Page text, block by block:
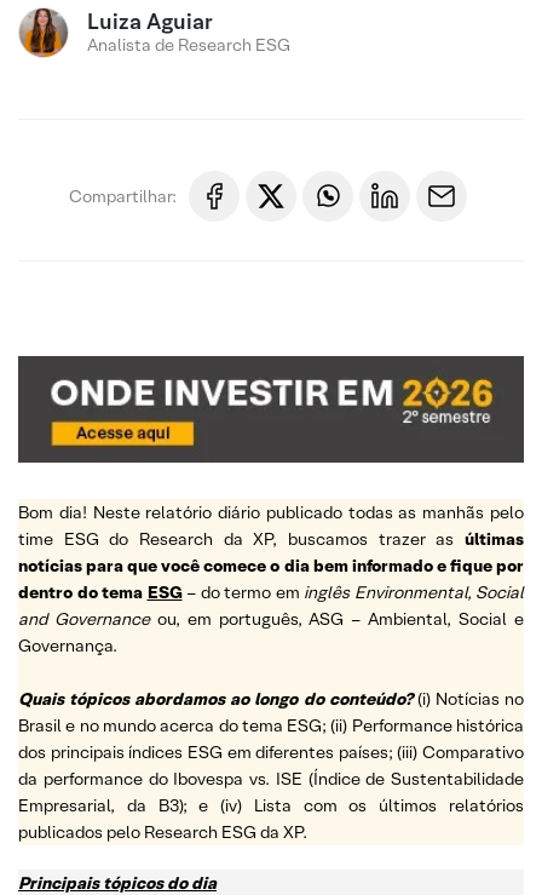
Luiza Aguiar
Analista de Research ESG
Compartilhar:
Bom dia! Neste relatório diário publicado todas as manhãs pelo
time ESG do Research da XP, buscamos trazer as últimas
notícias para que você comece o dia bem informado e fique por
dentro do tema ESG – do termo em inglês Environmental, Social
and Governance ou, em português, ASG – Ambiental, Social e
Governança.
Quais tópicos abordamos ao longo do conteúdo? (i) Notícias no
Brasil e no mundo acerca do tema ESG; (ii) Performance histórica
dos principais índices ESG em diferentes países; (iii) Comparativo
da performance do Ibovespa vs. ISE (Índice de Sustentabilidade
Empresarial, da B3); e (iv) Lista com os últimos relatórios
publicados pelo Research ESG da XP.
Principais tópicos do dia